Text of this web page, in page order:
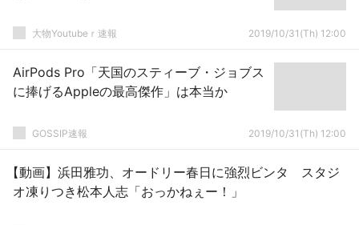
大物Youtubeｒ速報 2019/10/31(Th) 12:00
AirPods Pro「天国のスティーブ・ジョブス
に捧げるAppleの最高傑作」は本当か
GOSSIP速報 2019/10/31(Th) 12:00
【動画】浜田雅功、オードリー春日に強烈ビンタ スタジ
オ凍りつき松本人志「おっかねぇー！」